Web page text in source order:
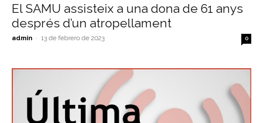
El SAMU assisteix a una dona de 61 anys
després d’un atropellament
admin - 13 de febrero de 2023 0